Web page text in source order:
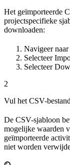
Het geïmporteerde
projectspecifieke
downloaden:
Navigeer naar
Selecteer
Selecteer
2
Vul het CSV-
De CSV-sjabloon
mogelijke waarden
geïmporteerde
niet worden